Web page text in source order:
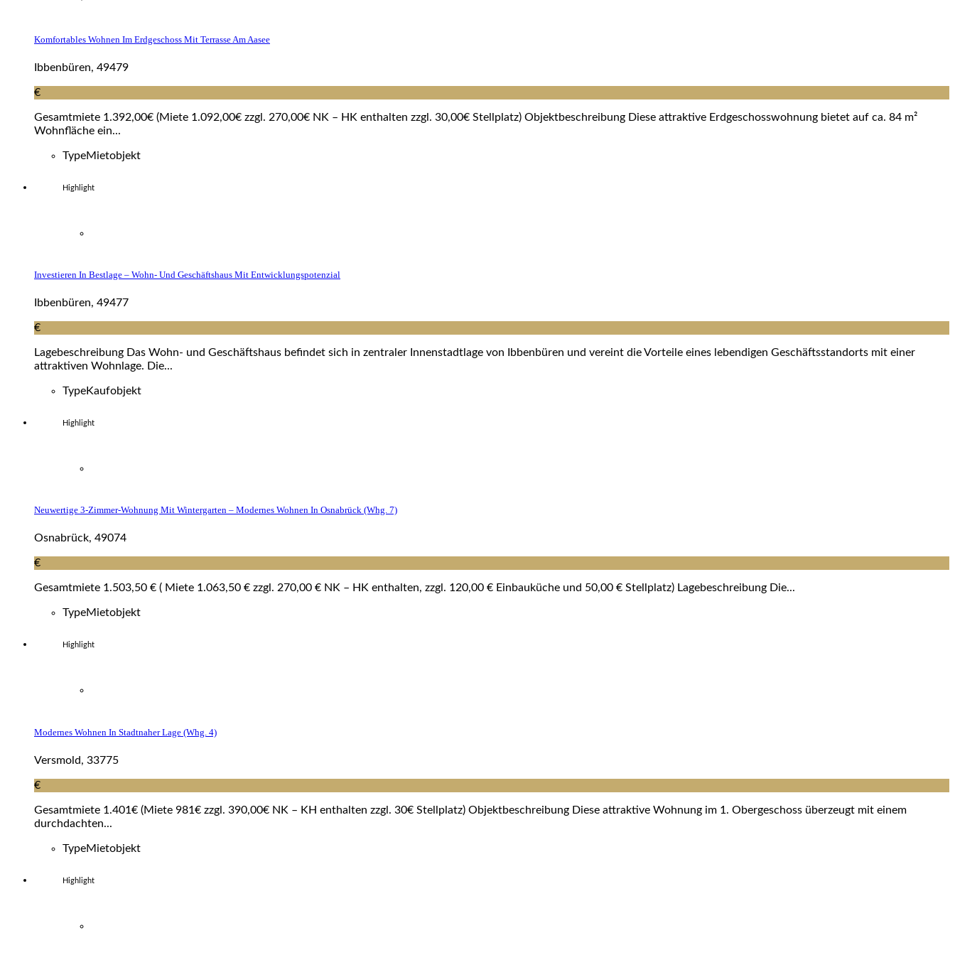
Komfortables Wohnen Im Erdgeschoss Mit Terrasse Am Aasee
Ibbenbüren, 49479
€
Gesamtmiete 1.392,00€ (Miete 1.092,00€ zzgl. 270,00€ NK – HK enthalten zzgl. 30,00€ Stellplatz) Objektbeschreibung Diese attraktive Erdgeschosswohnung bietet auf ca. 84 m²
Wohnfläche ein...
TypeMietobjekt
Highlight
Investieren In Bestlage – Wohn- Und Geschäftshaus Mit Entwicklungspotenzial
Ibbenbüren, 49477
€
Lagebeschreibung Das Wohn- und Geschäftshaus befindet sich in zentraler Innenstadtlage von Ibbenbüren und vereint die Vorteile eines lebendigen Geschäftsstandorts mit einer
attraktiven Wohnlage. Die...
TypeKaufobjekt
Highlight
Neuwertige 3-Zimmer-Wohnung Mit Wintergarten – Modernes Wohnen In Osnabrück (whg. 7)
Osnabrück, 49074
€
Gesamtmiete 1.503,50 € ( Miete 1.063,50 € zzgl. 270,00 € NK – HK enthalten, zzgl. 120,00 € Einbauküche und 50,00 € Stellplatz) Lagebeschreibung Die...
TypeMietobjekt
Highlight
Modernes Wohnen In Stadtnaher Lage (whg. 4)
Versmold, 33775
€
Gesamtmiete 1.401€ (Miete 981€ zzgl. 390,00€ NK – KH enthalten zzgl. 30€ Stellplatz) Objektbeschreibung Diese attraktive Wohnung im 1. Obergeschoss überzeugt mit einem
durchdachten...
TypeMietobjekt
Highlight